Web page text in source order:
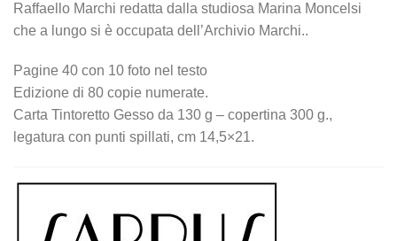
Raffaello Marchi redatta dalla studiosa Marina Moncelsi
che a lungo si è occupata dell’Archivio Marchi..
Pagine 40 con 10 foto nel testo
Edizione di 80 copie numerate.
Carta Tintoretto Gesso da 130 g – copertina 300 g.,
legatura con punti spillati, cm 14,5×21.